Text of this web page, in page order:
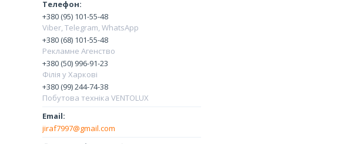
+380 (95) 101-55-48
Viber, Telegram, WhatsApp
+380 (68) 101-55-48
Рекламне Агенство
+380 (50) 996-91-23
Філія у Харкові
+380 (99) 244-74-38
Побутова техніка VENTOLUX
jiraf7997@gmail.com